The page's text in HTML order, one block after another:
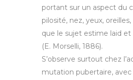
portant sur un aspect du
pilosité, nez, yeux, oreilles,
que le sujet estime laid et
(E. Morselli, 1886).
S’observe surtout chez
mutation pubertaire, avec